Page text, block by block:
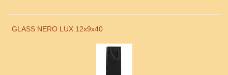
GLASS NERO LUX 12x9x40